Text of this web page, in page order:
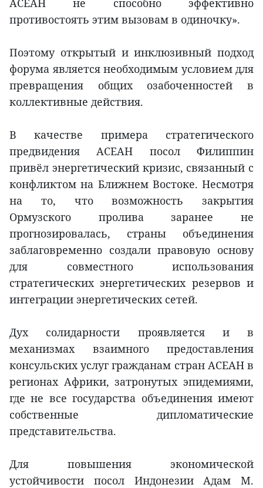
АСЕАН не способно эффективно
противостоять этим вызовам в одиночку».
Поэтому открытый и инклюзивный подход
форума является необходимым условием для
превращения общих озабоченностей в
коллективные действия.
В качестве примера стратегического
предвидения АСЕАН посол Филиппин
привёл энергетический кризис, связанный с
конфликтом на Ближнем Востоке. Несмотря
на то, что возможность закрытия
Ормузского пролива заранее не
прогнозировалась, страны объединения
заблаговременно создали правовую основу
для совместного использования
стратегических энергетических резервов и
интеграции энергетических сетей.
Дух солидарности проявляется и в
механизмах взаимного предоставления
консульских услуг гражданам стран АСЕАН в
регионах Африки, затронутых эпидемиями,
где не все государства объединения имеют
собственные дипломатические
представительства.
Для повышения экономической
устойчивости посол Индонезии Адам М.